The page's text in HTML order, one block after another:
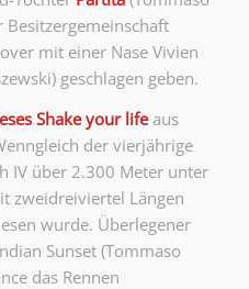
Besitzergemeinschaft
mit einer Nase Vivien
geschlagen geben.
Shake your lifeaus
der vierjährige
IV über 2.300 Meter unter
zweidreiviertel Längen
wurde. Überlegener
Sunset (Tommaso
das Rennen